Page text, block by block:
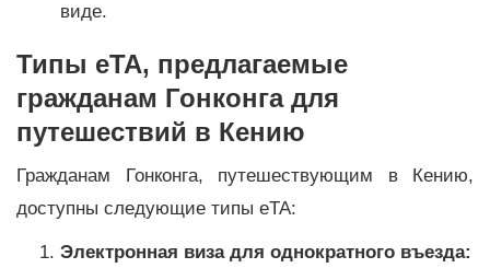
виде.
Типы eTA, предлагаемые
гражданам Гонконга для
путешествий в Кению
Гражданам Гонконга, путешествующим в Кению,
доступны следующие типы eTA:
Электронная виза для однократного въезда: